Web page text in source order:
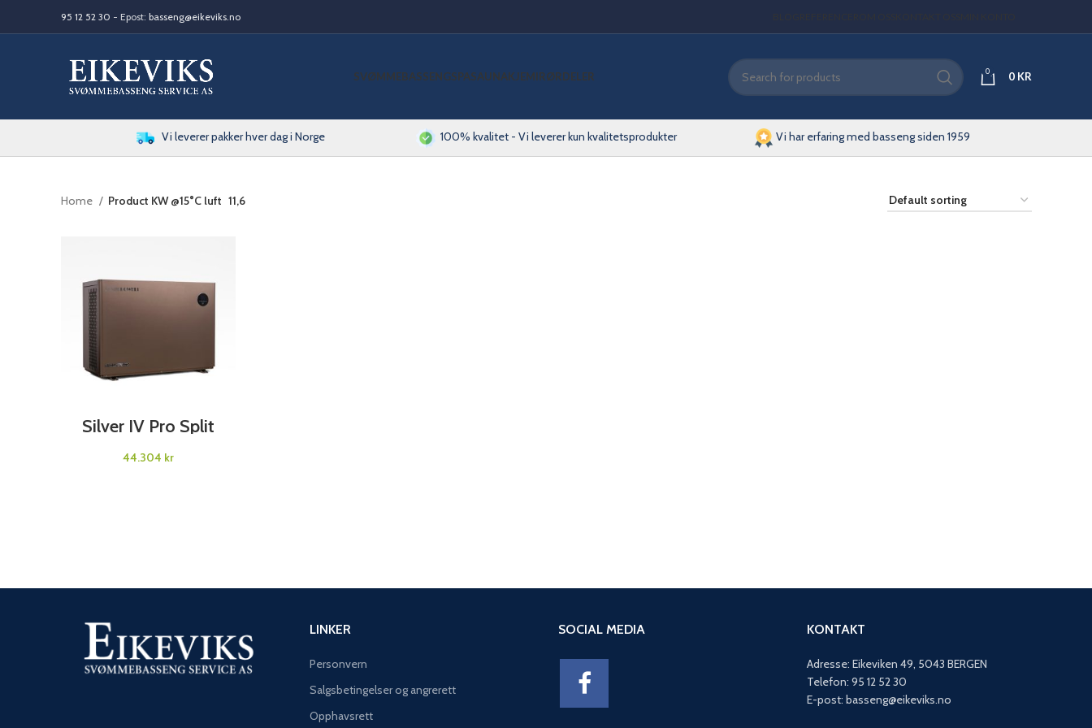
95 12 52 30 - Epost: basseng@eikeviks.no
SVØMMEBASSENGSPASAUNAKJEMIRØRDELER 0 0 KR
Vi leverer pakker hver dag i Norge 100% kvalitet - Vi leverer kun kvalitetsprodukter Vi har erfaring med basseng siden 1959
Home Product KW @15°C luft 11,6
SELECT OPTIONS
Silver IV Pro Split
Varmepumpe
kr
LINKER
Personvern
Salgsbetingelser og angrerett
Opphavsrett
SOCIAL MEDIA KONTAKT
Adresse: Eikeviken 49, 5043 BERGEN
Telefon: 95 12 52 30
E-post: basseng@eikeviks.no